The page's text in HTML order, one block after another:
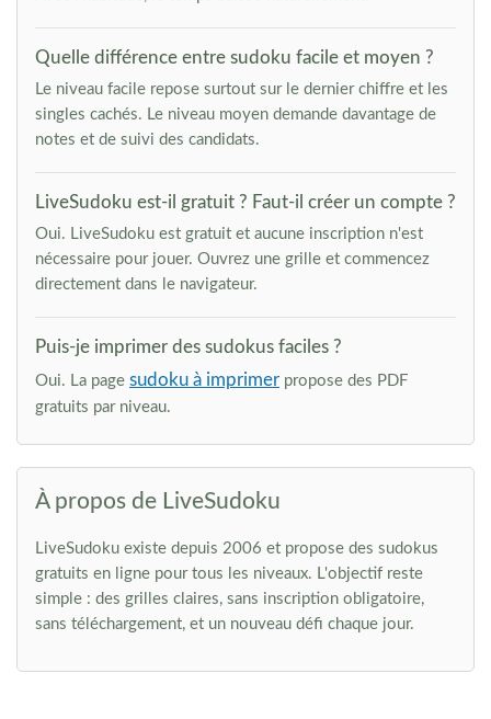
Quelle différence entre sudoku facile et moyen ?
Le niveau facile repose surtout sur le dernier chiffre et les
singles cachés. Le niveau moyen demande davantage de
notes et de suivi des candidats.
LiveSudoku est-il gratuit ? Faut-il créer un compte ?
Oui. LiveSudoku est gratuit et aucune inscription n'est
nécessaire pour jouer. Ouvrez une grille et commencez
directement dans le navigateur.
Puis-je imprimer des sudokus faciles ?
Oui. La page sudoku à imprimer propose des PDF
gratuits par niveau.
À propos de LiveSudoku
LiveSudoku existe depuis 2006 et propose des sudokus
gratuits en ligne pour tous les niveaux. L'objectif reste
simple : des grilles claires, sans inscription obligatoire,
sans téléchargement, et un nouveau défi chaque jour.